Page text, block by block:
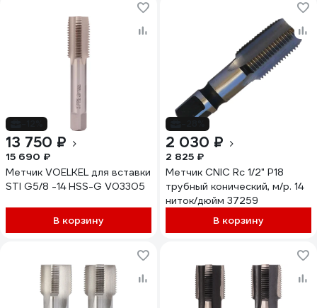
13 750 ₽
15 690 ₽
Метчик VOELKEL для вставки
STI G5/8 -14 HSS-G V03305
В корзину
2 030 ₽
2 825 ₽
Метчик CNIC Rc 1/2" Р18
трубный конический, м/р. 14
ниток/дюйм 37259
В корзину